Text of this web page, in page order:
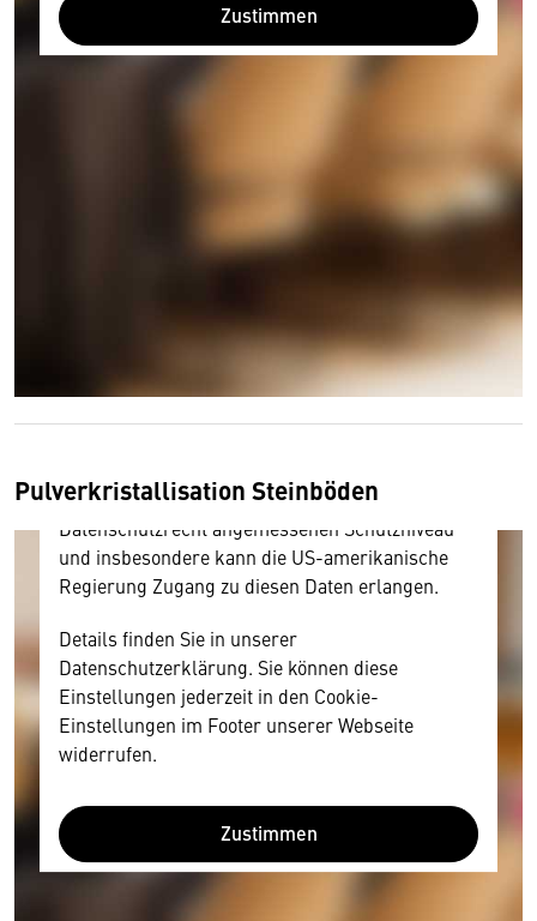
Zustimmen
Pulverkristallisation Steinböden
Wir benötigen Ihre Zustimmung
Hier würden wir Ihnen gerne einen externen
Inhalt anzeigen. Dafür benötigen wir allerdings
Ihre Zustimmung, da Ihr Browser
Diese Daten unterliegen keinem dem EU-
Datenschutzrecht angemessenen Schutzniveau
und insbesondere kann die US-amerikanische
Regierung Zugang zu diesen Daten erlangen.
Details finden Sie in unserer
Datenschutzerklärung. Sie können diese
Einstellungen jederzeit in den Cookie-
Einstellungen im Footer unserer Webseite
widerrufen.
Zustimmen